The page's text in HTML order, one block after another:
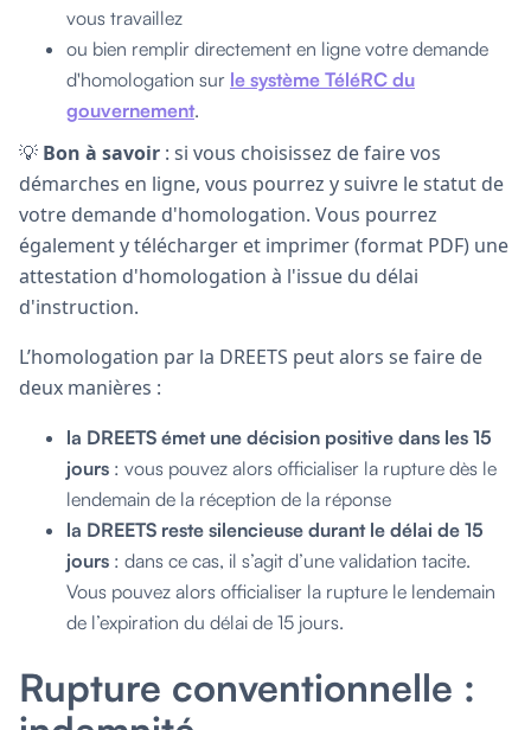
vous travaillez
ou bien remplir directement en ligne votre demande
d'homologation sur le système TéléRC du
gouvernement.
💡 Bon à savoir : si vous choisissez de faire vos
démarches en ligne, vous pourrez y suivre le statut de
votre demande d'homologation. Vous pourrez
également y télécharger et imprimer (format PDF) une
attestation d'homologation à l'issue du délai
d'instruction.
L’homologation par la DREETS peut alors se faire de
deux manières :
la DREETS émet une décision positive dans les 15
jours : vous pouvez alors officialiser la rupture dès le
lendemain de la réception de la réponse
la DREETS reste silencieuse durant le délai de 15
jours : dans ce cas, il s’agit d’une validation tacite.
Vous pouvez alors officialiser la rupture le lendemain
de l’expiration du délai de 15 jours.
Rupture conventionnelle :